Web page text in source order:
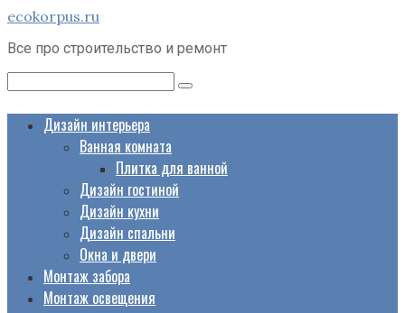
Перейти
контенту
ecokorpus.ru
Все про строительство и ремонт
Дизайн интерьера
Ванная комната
Плитка для ванной
Дизайн гостиной
Дизайн кухни
Дизайн спальни
Окна и двери
Монтаж забора
Монтаж освещения